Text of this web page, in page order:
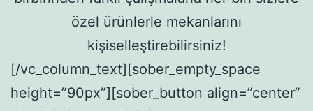
özel ürünlerle mekanlarını
kişiselleştirebilirsiniz!
[/vc_column_text][sober_empty_space
height=”90px”][sober_button align=”center”